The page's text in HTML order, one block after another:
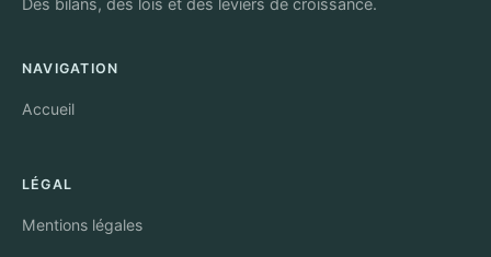
Des bilans, des lois et des leviers de croissance.
NAVIGATION
Accueil
LÉGAL
Mentions légales